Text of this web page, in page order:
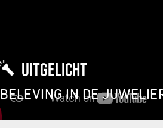
UITGELICHT
BELEVING IN DE